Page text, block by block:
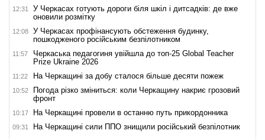
12:31
У Черкасах готують дороги біля шкіл і дитсадків: де вже
оновили розмітку
12:08
У Черкасах профінансують обстеження будинку,
пошкодженого російським безпілотником
11:57
Черкаська педагогиня увійшла до топ-25 Global Teacher
Prize Ukraine 2026
11:22 На Черкащині за добу сталося більше десяти пожеж
10:52
Погода різко зміниться: коли Черкащину накриє грозовий
фронт
10:17 На Черкащині провели в останню путь прикордонника
09:31 На Черкащині сили ППО знищили російський безпілотник